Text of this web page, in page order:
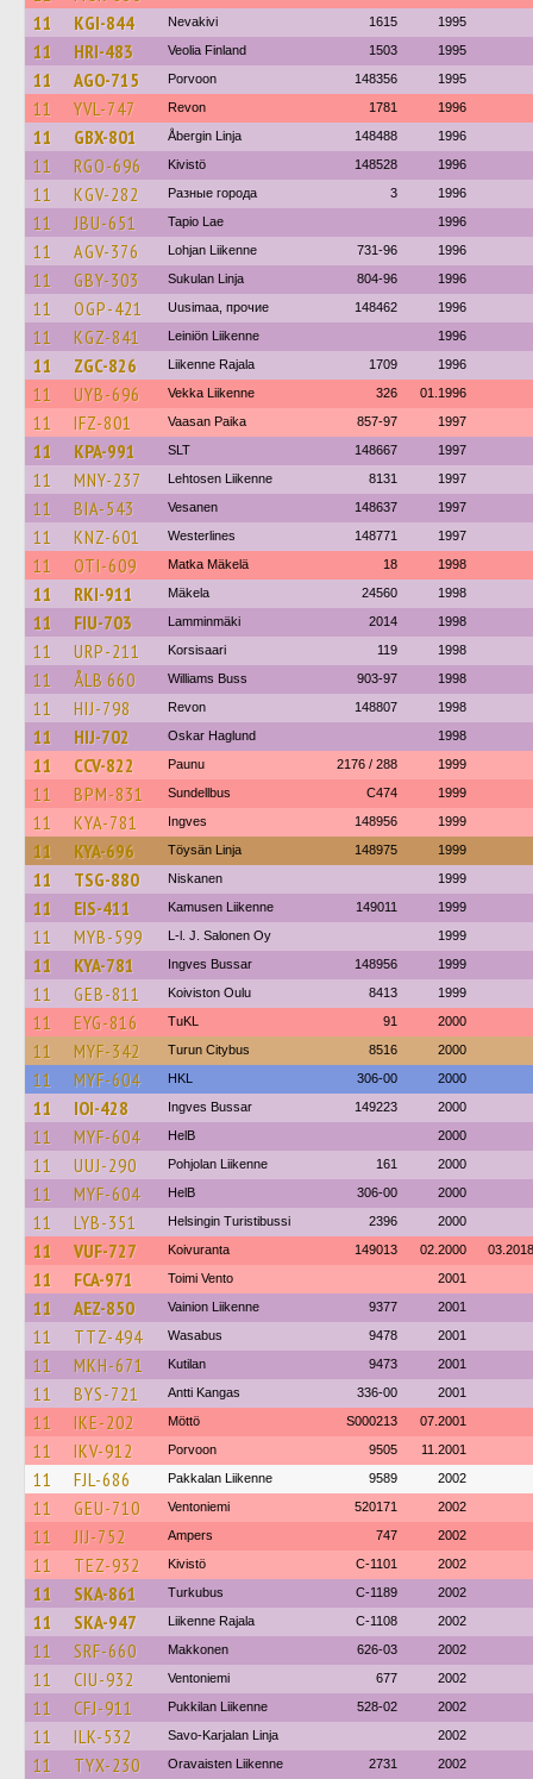
11 KGI-844 Nevakivi 1615 1995
11 HRI-483 Veolia Finland 1503 1995
11 AGO-715 Porvoon 148356 1995
11 YVL-747 Revon 1781 1996
11 GBX-801 Åbergin Linja 148488 1996
11 RGO-696 Kivistö 148528 1996
11 KGV-282 Разные города 3 1996
11 JBU-651 Tapio Lae 1996
11 AGV-376 Lohjan Liikenne 731-96 1996
11 GBY-303 Sukulan Linja 804-96 1996
11 OGP-421 Uusimaa, прочие 148462 1996
11 KGZ-841 Leiniön Liikenne 1996
11 ZGC-826 Liikenne Rajala 1709 1996
11 UYB-696 Vekka Liikenne 326 01.1996
11 IFZ-801 Vaasan Paika 857-97 1997
11 KPA-991 SLT 148667 1997
11 MNY-237 Lehtosen Liikenne 8131 1997
11 BIA-543 Vesanen 148637 1997
11 KNZ-601 Westerlines 148771 1997
11 OTI-609 Matka Mäkelä 18 1998
11 RKI-911 Mäkela 24560 1998
11 FIU-703 Lamminmäki 2014 1998
11 URP-211 Korsisaari 119 1998
11 ÅLB 660 Williams Buss 903-97 1998
11 HIJ-798 Revon 148807 1998
11 HIJ-702 Oskar Haglund 1998
11 CCV-822 Paunu 2176 / 288 1999
11 BPM-831 Sundellbus C474 1999
11 KYA-781 Ingves 148956 1999
11 KYA-696 Töysän Linja 148975 1999
11 TSG-880 Niskanen 1999
11 EIS-411 Kamusen Liikenne 149011 1999
11 MYB-599 L-l. J. Salonen Oy 1999
11 KYA-781 Ingves Bussar 148956 1999
11 GEB-811 Koiviston Oulu 8413 1999
11 EYG-816 TuKL 91 2000
11 MYF-342 Turun Citybus 8516 2000
11 MYF-604 HKL 306-00 2000
11 IOI-428 Ingves Bussar 149223 2000
11 MYF-604 HelB 2000
11 UUJ-290 Pohjolan Liikenne 161 2000
11 MYF-604 HelB 306-00 2000
11 LYB-351 Helsingin Turistibussi 2396 2000
11 VUF-727 Koivuranta 149013 02.2000 03.2018
11 FCA-971 Toimi Vento 2001
11 AEZ-850 Vainion Liikenne 9377 2001
11 TTZ-494 Wasabus 9478 2001
11 MKH-671 Kutilan 9473 2001
11 BYS-721 Antti Kangas 336-00 2001
11 IKE-202 Möttö S000213 07.2001
11 IKV-912 Porvoon 9505 11.2001
11 FJL-686 Pakkalan Liikenne 9589 2002
11 GEU-710 Ventoniemi 520171 2002
11 JIJ-752 Ampers 747 2002
11 TEZ-932 Kivistö C-1101 2002
11 SKA-861 Turkubus C-1189 2002
11 SKA-947 Liikenne Rajala C-1108 2002
11 SRF-660 Makkonen 626-03 2002
11 CIU-932 Ventoniemi 677 2002
11 CFJ-911 Pukkilan Liikenne 528-02 2002
11 ILK-532 Savo-Karjalan Linja 2002
11 TYX-230 Oravaisten Liikenne 2731 2002